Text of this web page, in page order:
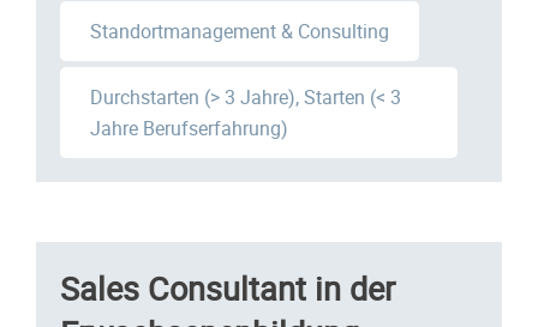
Standortmanagement & Consulting
Durchstarten (> 3 Jahre), Starten (< 3
Jahre Berufserfahrung)
Sales Consultant in der